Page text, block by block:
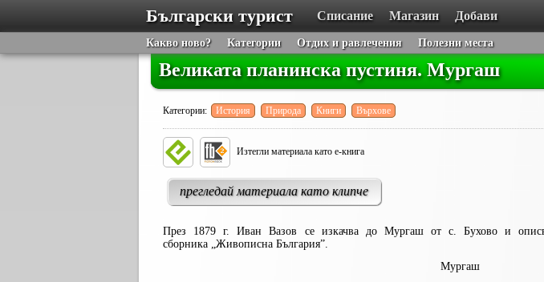
Български турист Списание Магазин Добави
Какво ново? Категории Отдих и равлечения Полезни места
Великата планинска пустиня. Мургаш
Категории: История Природа Книги Върхове
Изтегли материала като е-книга
прегледай материала като клипче
През 1879 г. Иван Вазов се изкачва до Мургаш от с. Бухово и
сборника „Живописна България”.
Мургаш